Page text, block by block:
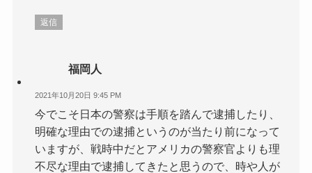
返信
福岡人
2021年10月20日 9:45 PM
今でこそ日本の警察は手順を踏んで逮捕したり、
明確な理由での逮捕というのが当たり前になって
いますが、戦時中だとアメリカの警察官よりも理
不尽な理由で逮捕してきたと思うので、時や人が